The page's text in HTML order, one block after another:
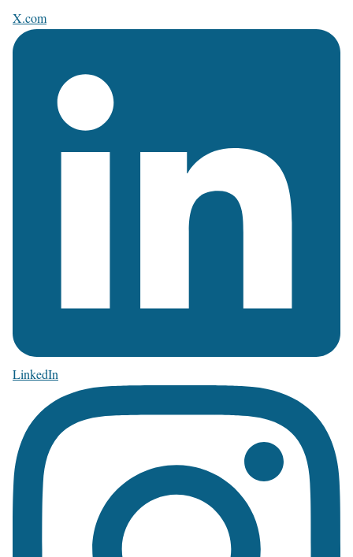
X.com
LinkedIn